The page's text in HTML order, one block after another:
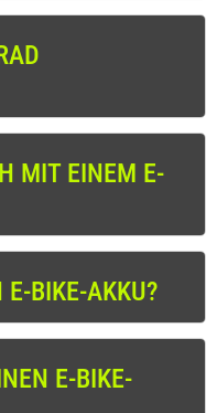
MIT EINEM E-
E-BIKE-AKKU?
E-BIKE-